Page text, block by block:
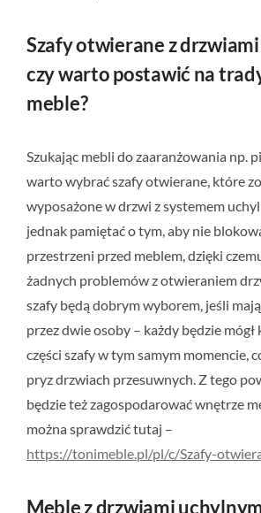
Szafy otwierane z
czy warto postawić na
meble?
Szukając mebli do zaaranżowania np.
warto wybrać szafy otwierane, które
wyposażone w drzwi z systemem
jednak pamiętać o tym, aby nie
przestrzeni przed meblem, dzięki
żadnych problemów z otwieraniem
szafy będą dobrym wyborem, jeśli
przez dwie osoby – każdy będzie mógł
części szafy w tym samym momencie,
pryz drzwiach przesuwnych. Z tego
będzie też zagospodarować wnętrze
można sprawdzić tutaj –
https://tonimeble.pl/pl/c/Szafy-
Meble z drzwiami